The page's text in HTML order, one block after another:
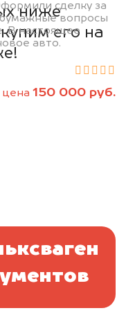
сделку за
бумажные вопросы
В настоящее
авто.
цена 150 000 руб.
ниже
его на